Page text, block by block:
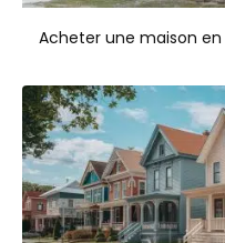
Acheter une maison en